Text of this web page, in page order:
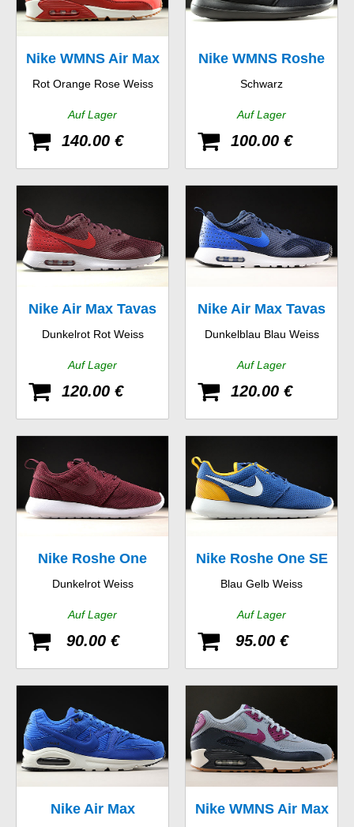
Nike WMNS Air Max
90 Essential
Rot Orange Rose Weiss
Auf Lager
140.00 €
Nike WMNS Roshe
Two
Schwarz
Auf Lager
100.00 €
Nike Air Max Tavas
Dunkelrot Rot Weiss
Auf Lager
120.00 €
Nike Air Max Tavas
Dunkelblau Blau Weiss
Auf Lager
120.00 €
Nike Roshe One
Dunkelrot Weiss
Auf Lager
90.00 €
Nike Roshe One SE
Blau Gelb Weiss
Auf Lager
95.00 €
Nike Air Max
Nike WMNS Air Max